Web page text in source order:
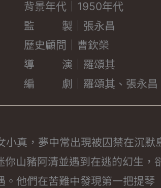
背景年代 ｜1950年代
監 製｜張永昌
歷史顧問｜曹欽榮
導 演｜羅頌其
編 劇｜羅頌其、張永昌
真，夢中常出現被囚禁在沉
山豬阿清並遇到在逃的幻生，
他們在苦難中發現第一把提